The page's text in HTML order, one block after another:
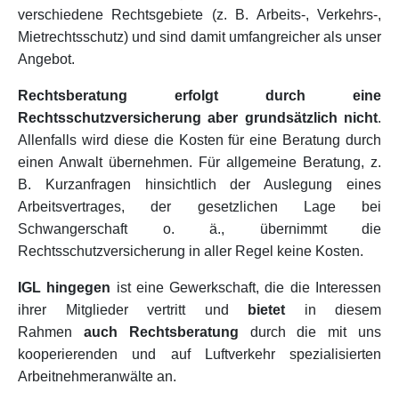
verschiedene Rechtsgebiete (z. B. Arbeits-, Verkehrs-,
Mietrechtsschutz) und sind damit umfangreicher als unser
Angebot.
Rechtsberatung erfolgt durch eine
Rechtsschutzversicherung aber grundsätzlich nicht.
Allenfalls wird diese die Kosten für eine Beratung durch
einen Anwalt übernehmen. Für allgemeine Beratung, z.
B. Kurzanfragen hinsichtlich der Auslegung eines
Arbeitsvertrages, der gesetzlichen Lage bei
Schwangerschaft o. ä., übernimmt die
Rechtsschutzversicherung in aller Regel keine Kosten.
IGL hingegen ist eine Gewerkschaft, die die Interessen
ihrer Mitglieder vertritt und
bietet in diesem
Rahmen auch Rechtsberatung durch die mit uns
kooperierenden und auf Luftverkehr spezialisierten
Arbeitnehmeranwälte an.